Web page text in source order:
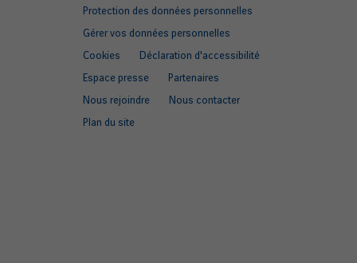
Protection des données personnelles
Gérer vos données personnelles
Cookies
Déclaration d'accessibilité
Espace presse
Partenaires
Nous rejoindre
Nous contacter
Plan du site